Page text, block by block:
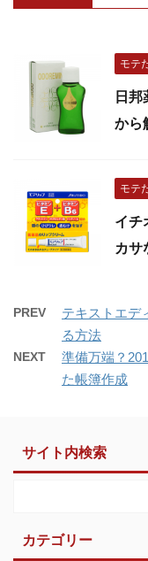
モテ
日
から
モテ
イチ
カサ
PREV
テキストエデ
る方法
NEXT
準備万端？
た帳簿作成
サイト内検索
カテゴリー